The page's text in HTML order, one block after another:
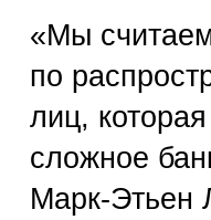
«Мы
по
лиц,
сложное
Марк-Этьен